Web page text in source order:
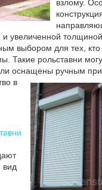
взлому.
увеличенной
выбором для тех, кто
Такие рольставни
оснащены ручным
в
вид